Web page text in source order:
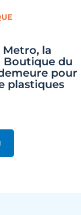
Metro, la
Boutique du
pour
plastiques